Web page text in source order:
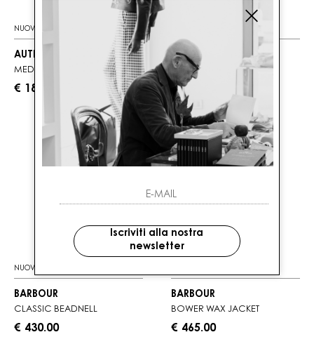
NUOVI ARRIVI
AUTRY
MEDALIST LOW WOM
€ 180.00
BARBOUR
AVON WAX
€ 475.00
NUOVI ARRIVI
BARBOUR
CLASSIC BEADNELL
€ 430.00
BARBOUR
BOWER WAX JACKET
€ 465.00
Iscriviti alla nostra
newsletter